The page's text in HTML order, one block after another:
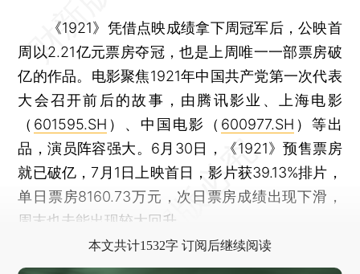
《1921》凭借点映成绩拿下周冠军后，公映首
周以2.21亿元票房夺冠，也是上周唯一一部票房破
亿的作品。电影聚焦1921年中国共产党第一次代表
大会召开前后的故事，由腾讯影业、上海电影
（ 601595.SH ）、中国电影（ 600977.SH ）等出
品，演员阵容强大。6月30日，《1921》预售票房
就已破亿，7月1日上映首日，影片获39.13%排片，
单日票房8160.73万元，次日票房成绩出现下滑，
周末也未能出现较大回升。
本文共计1532字 订阅后继续阅读